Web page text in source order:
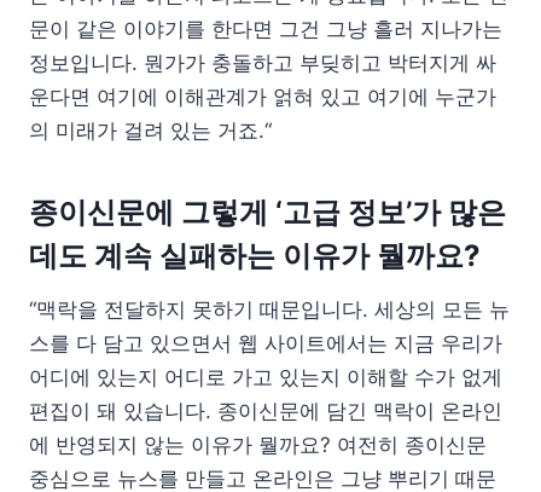
문이 같은 이야기를 한다면 그건 그냥 흘러 지나가는
정보입니다. 뭔가가 충돌하고 부딪히고 박터지게 싸
운다면 여기에 이해관계가 얽혀 있고 여기에 누군가
의 미래가 걸려 있는 거죠.“
종이신문에 그렇게 ‘고급 정보’가 많은
데도 계속 실패하는 이유가 뭘까요?
“맥락을 전달하지 못하기 때문입니다. 세상의 모든 뉴
스를 다 담고 있으면서 웹 사이트에서는 지금 우리가
어디에 있는지 어디로 가고 있는지 이해할 수가 없게
편집이 돼 있습니다. 종이신문에 담긴 맥락이 온라인
에 반영되지 않는 이유가 뭘까요? 여전히 종이신문
중심으로 뉴스를 만들고 온라인은 그냥 뿌리기 때문